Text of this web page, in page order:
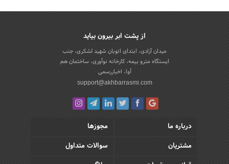
از پشت ابر بیرون بیاید
میدان آزادی، ابتدای اتوبان شهید لشکری، جنب
ایستگاه مترو بیمه، کارخانه نوآوری، ساختمان هم
آوا، اخباررسمی
support@akhbarrasmi.com
درباره ما
مجوزها
مشتریان
سوالات متداول